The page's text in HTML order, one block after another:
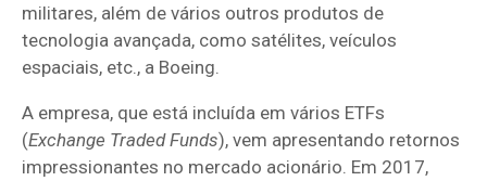
militares, além de vários outros produtos de
tecnologia avançada, como satélites, veículos
espaciais, etc., a Boeing.
A empresa, que está incluída em vários ETFs
(Exchange Traded Funds), vem apresentando retornos
impressionantes no mercado acionário. Em 2017,